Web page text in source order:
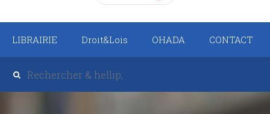
LIBRAIRIE Droit&Lois
Recueil de texte de
lois
OHADA CONTACT